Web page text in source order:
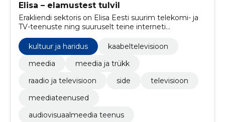
Elisa – elamustest tulvil
Erakliendi sektoris on Elisa Eesti suurim telekomi- ja
TV-teenuste ning suuruselt teine interneti
püsiühenduse pakkuja.
kultuur ja haridus
kaabeltelevisioon
meedia
meedia ja trükk
raadio ja televisioon
side
televisioon
meediateenused
audiovisuaalmeedia teenus